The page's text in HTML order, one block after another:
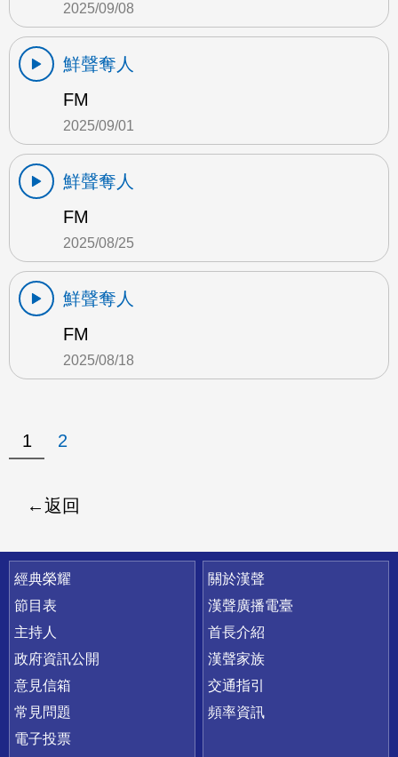
2025/09/08
鮮聲奪人
FM
2025/09/01
鮮聲奪人
FM
2025/08/25
鮮聲奪人
FM
2025/08/18
1 2
返回
快速連結
經典榮耀
節目表
主持人
政府資訊公開
意見信箱
常見問題
電子投票
關於漢聲
漢聲廣播電臺
首長介紹
漢聲家族
交通指引
頻率資訊